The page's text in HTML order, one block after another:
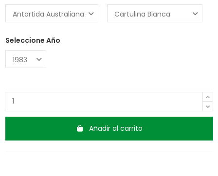
Seleccione Año
Añadir al carrito